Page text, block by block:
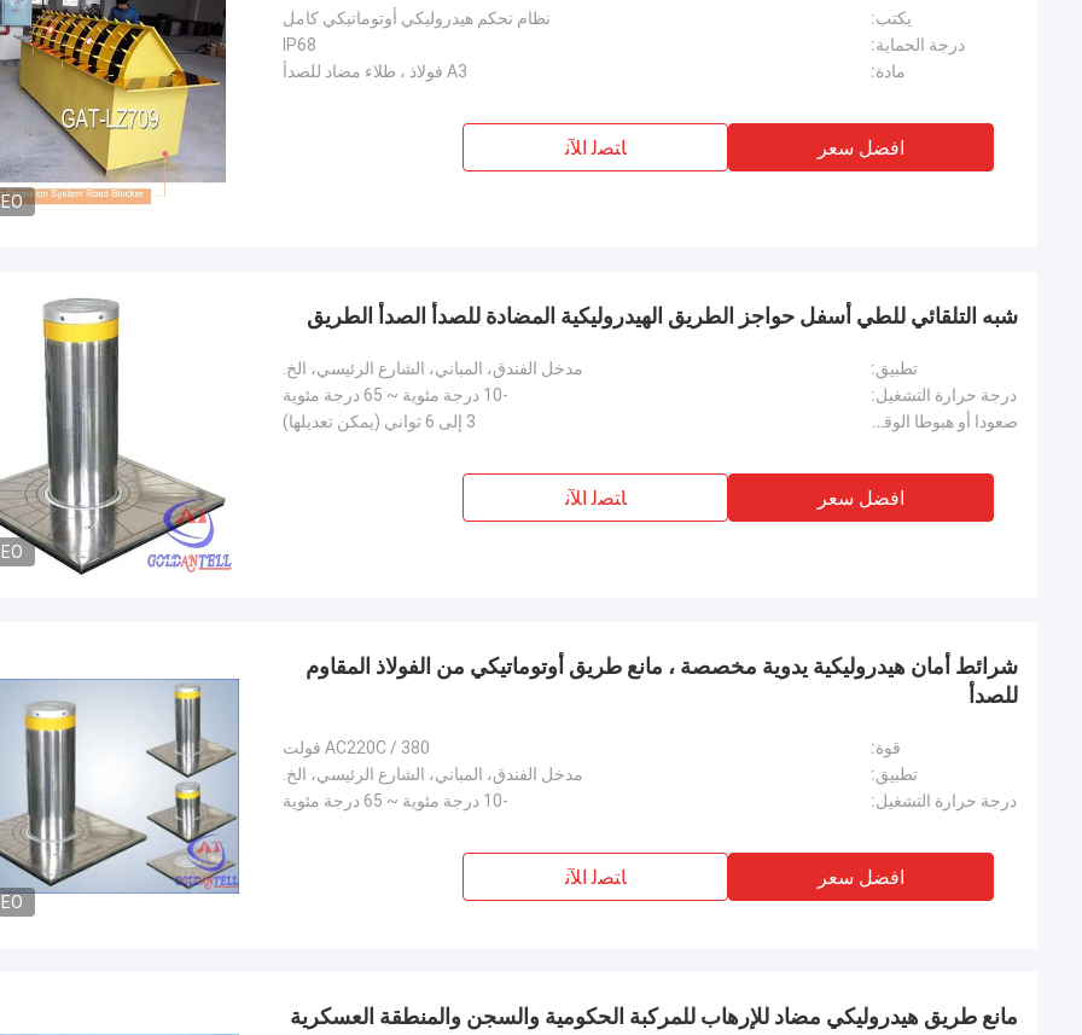
يكتب:
نظام تحكم هيدروليكي أوتوماتيكي كامل
درجة الحماية:
IP68
مادة:
A3 فولاذ ، طلاء مضاد للصدأ
افضل سعر ﺎﺘﺼﻟ ﺍﻶﻧ
شبه التلقائي للطي أسفل حواجز الطريق الهيدروليكية المضادة للصدأ الصدأ الطريق
تطبيق:
مدخل الفندق، المباني، الشارع الرئيسي، الخ.
درجة حرارة التشغيل:
-10 درجة مئوية ~ 65 درجة مئوية
صعودا أو هبوطا الوقت:
3 إلى 6 ثواني (يمكن تعديلها)
افضل سعر ﺎﺘﺼﻟ ﺍﻶﻧ
شرائط أمان هيدروليكية يدوية مخصصة ، مانع طريق أوتوماتيكي من الفولاذ المقاوم
للصدأ
قوة:
AC220C / 380 فولت
تطبيق:
مدخل الفندق، المباني، الشارع الرئيسي، الخ.
درجة حرارة التشغيل:
-10 درجة مئوية ~ 65 درجة مئوية
افضل سعر ﺎﺘﺼﻟ ﺍﻶﻧ
مانع طريق هيدروليكي مضاد للإرهاب للمركبة الحكومية والسجن والمنطقة العسكرية